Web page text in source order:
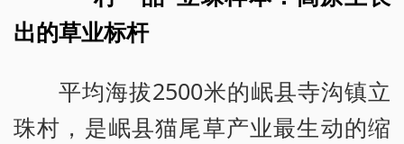
出的草业标杆
平均海拔2500米的岷县寺沟镇立
珠村，是岷县猫尾草产业最生动的缩